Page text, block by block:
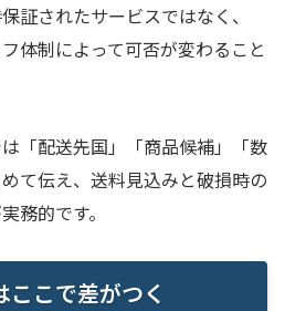
証されたサービスではなく、
体制によって可否が変わること
「配送先国」「商品候補」「数
て伝え、送料見込みと破損時の
務的です。
こで差がつく